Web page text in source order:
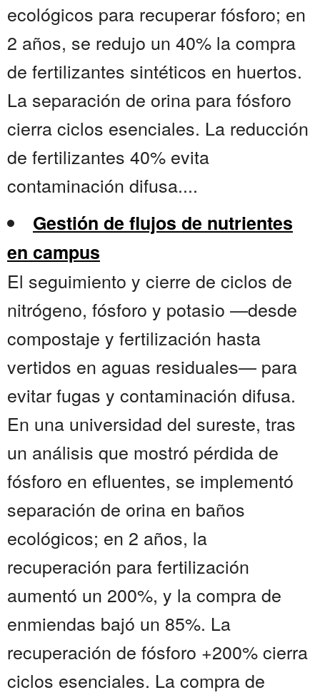
ecológicos para recuperar fósforo; en
2 años, se redujo un 40% la compra
de fertilizantes sintéticos en huertos.
La separación de orina para fósforo
cierra ciclos esenciales. La reducción
de fertilizantes 40% evita
contaminación difusa....
Gestión de flujos de nutrientes
en campus
El seguimiento y cierre de ciclos de
nitrógeno, fósforo y potasio —desde
compostaje y fertilización hasta
vertidos en aguas residuales— para
evitar fugas y contaminación difusa.
En una universidad del sureste, tras
un análisis que mostró pérdida de
fósforo en efluentes, se implementó
separación de orina en baños
ecológicos; en 2 años, la
recuperación para fertilización
aumentó un 200%, y la compra de
enmiendas bajó un 85%. La
recuperación de fósforo +200% cierra
ciclos esenciales. La compra de